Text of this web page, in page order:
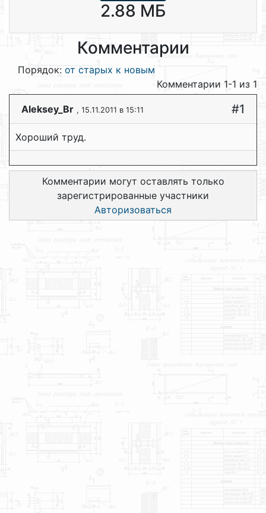
2.88 МБ
Комментарии
Порядок: от старых к новым
Комментарии 1-1 из 1
Aleksey_Br , 15.11.2011 в 15:11 #1
Хороший труд.
Комментарии могут оставлять только
зарегистрированные участники
Авторизоваться